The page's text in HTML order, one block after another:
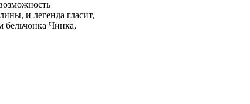
и легенда гласит,
бельчонка Чинка,